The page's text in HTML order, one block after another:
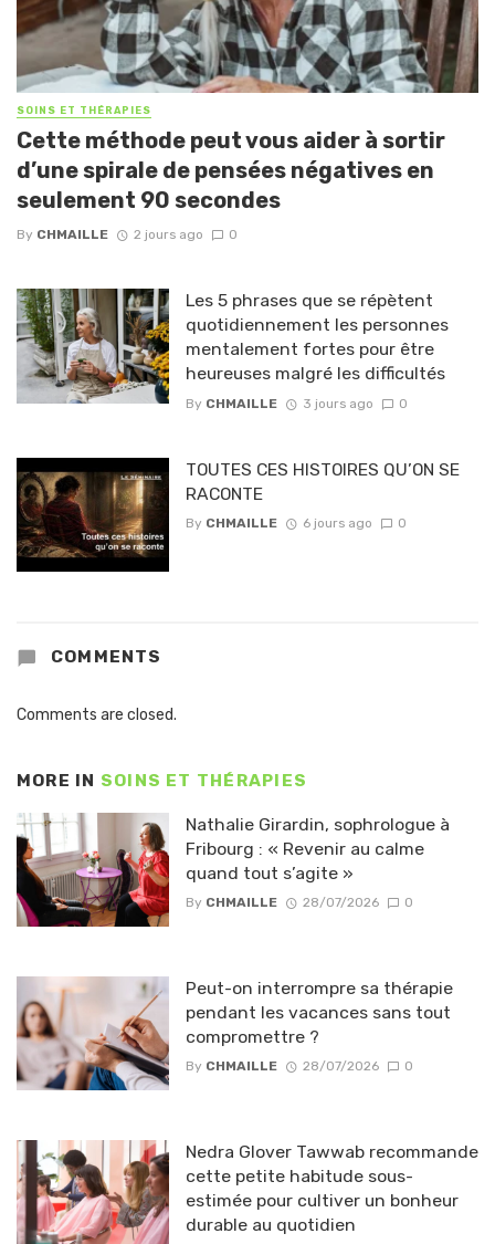
SOINS ET THÉRAPIES
Cette méthode peut vous aider à sortir
d’une spirale de pensées négatives en
seulement 90 secondes
By CHMAILLE 2 jours ago 0
Les 5 phrases que se répètent
quotidiennement les personnes
mentalement fortes pour être
heureuses malgré les difficultés
By CHMAILLE 3 jours ago 0
TOUTES CES HISTOIRES QU’ON SE
RACONTE
By CHMAILLE 6 jours ago 0
COMMENTS
Comments are closed.
MORE IN SOINS ET THÉRAPIES
Nathalie Girardin, sophrologue à
Fribourg : « Revenir au calme
quand tout s’agite »
By CHMAILLE 28/07/2026 0
Peut-on interrompre sa thérapie
pendant les vacances sans tout
compromettre ?
By CHMAILLE 28/07/2026 0
Nedra Glover Tawwab recommande
cette petite habitude sous-
estimée pour cultiver un bonheur
durable au quotidien